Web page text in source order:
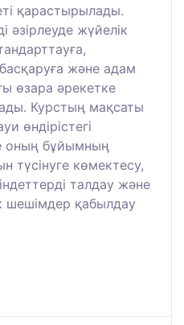
қарастырылады.
әзірлеуде жүйелік
және адам
өзара әрекетке
Курстың мақсаты
өндірістегі
оның бұйымның
түсінуге көмектесу,
талдау және
шешімдер қабылдау